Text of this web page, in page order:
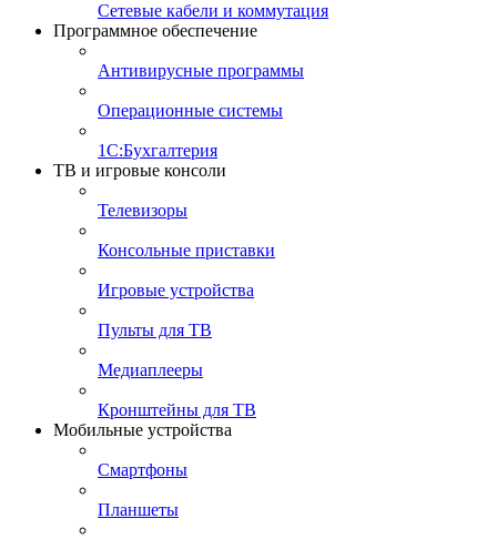
Сетевые кабели и коммутация
Программное обеспечение
Антивирусные программы
Операционные системы
1С:Бухгалтерия
ТВ и игровые консоли
Телевизоры
Консольные приставки
Игровые устройства
Пульты для ТВ
Медиаплееры
Кронштейны для ТВ
Мобильные устройства
Смартфоны
Планшеты